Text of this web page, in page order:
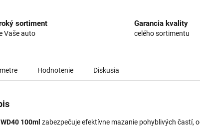
sortiment
Vaše auto
Garancia kvality
celého sortimentu
Hodnotenie Diskusia
WD40 100ml zabezpečuje efektívne mazanie pohyblivých častí,